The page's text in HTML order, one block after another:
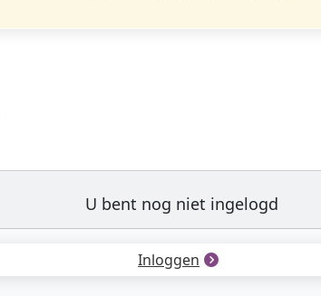
U bent nog niet ingelogd
Inloggen